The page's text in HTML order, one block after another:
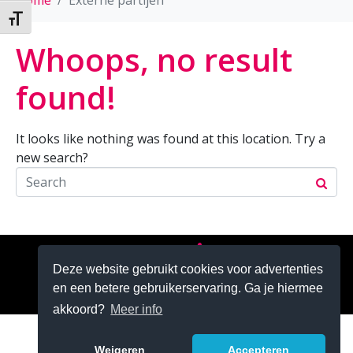
Deze website gebruikt cookies voor advertenties
en een betere gebruikerservaring. Ga je hiermee
akkoord? Meer info
Weigeren Accepteren
Kies grootte van het lettertype
Whoops, no result
found!
It looks like nothing was found at this location. Try a
new search?
Zoeken